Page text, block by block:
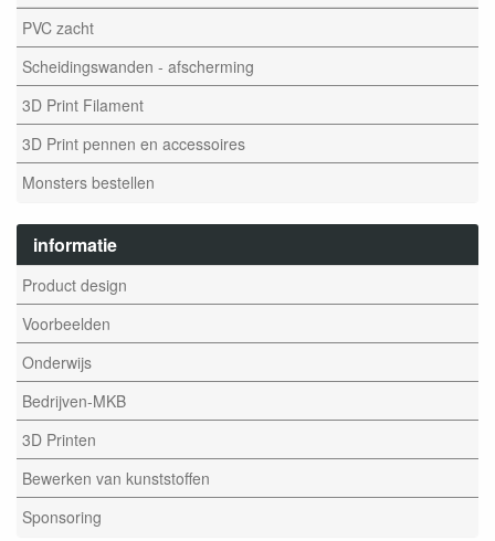
PVC zacht
Scheidingswanden - afscherming
3D Print Filament
3D Print pennen en accessoires
Monsters bestellen
informatie
Product design
Voorbeelden
Onderwijs
Bedrijven-MKB
3D Printen
Bewerken van kunststoffen
Sponsoring